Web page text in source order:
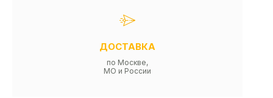
ДОСТАВКА
по Москве,
МО и России